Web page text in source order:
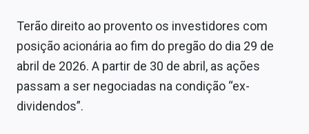
Sobre
Expediente
Contato
Terão direito ao provento os investidores com
posição acionária ao fim do pregão do dia 29 de
abril de 2026. A partir de 30 de abril, as ações
passam a ser negociadas na condição “ex-
dividendos”.